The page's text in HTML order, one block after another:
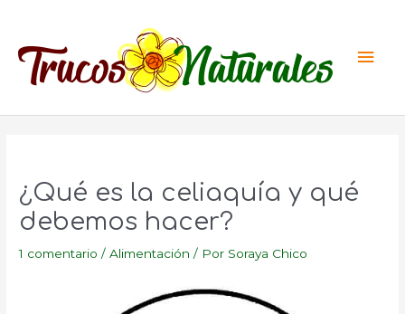
contenido
¿Qué es la celiaquía y qué
debemos hacer?
1 comentario /Alimentación / Por Soraya Chico